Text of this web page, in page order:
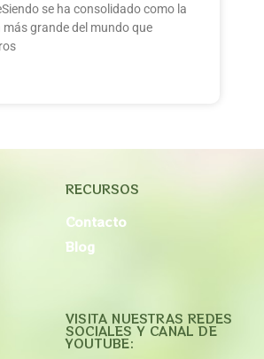
se ha consolidado como la
grande del mundo que
RECURSOS
Contacto
Blog
VISITA NUESTRAS REDES
SOCIALES Y CANAL DE
YOUTUBE: